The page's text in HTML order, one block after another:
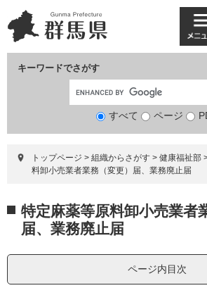
ー
ジ
ニ
ュ
て
キーワードでさがす
検
象
すべて ページ
メ
ニ
ー
トップページ > 組織からさがす > 健康福祉部
料卸小売業者業務（変更）届、業務廃止届
文 特定麻薬等原料卸小売業者
届、業務廃止届
ページ内目次